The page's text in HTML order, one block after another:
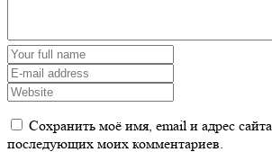
Сохранить моё имя, email и адрес
последующих моих комментариев.